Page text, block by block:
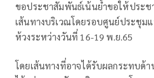
ขอประชาสัมพันธ์เน้นย้ำขอให้ประช
เส้นทางบริเวณโดยรอบศูนย์ประชุม
ห้วงระหว่างวันที่ 16-19 พ.ย.65
โดยเส้นทางที่อาจได้รับผลกระทบด้า